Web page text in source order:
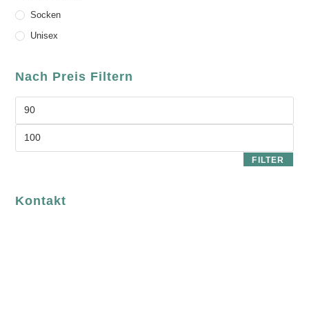
Socken
Unisex
Nach Preis Filtern
FILTER
Kontakt